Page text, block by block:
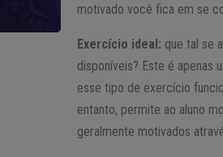
motivado você fica em se
Exercício ideal: que tal se
disponíveis? Este é apenas
esse tipo de exercício
entanto, permite ao aluno
geralmente motivados